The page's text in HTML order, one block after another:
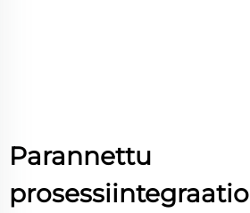
Parannettu
prosessiintegraatio